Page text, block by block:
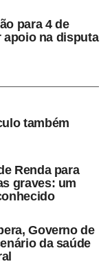
reduzir o
preservar
o
leve. Deve
mais
mas
la.
para 4 de
apoio na disputa
também
Renda para
graves: um
Governo de
da saúde